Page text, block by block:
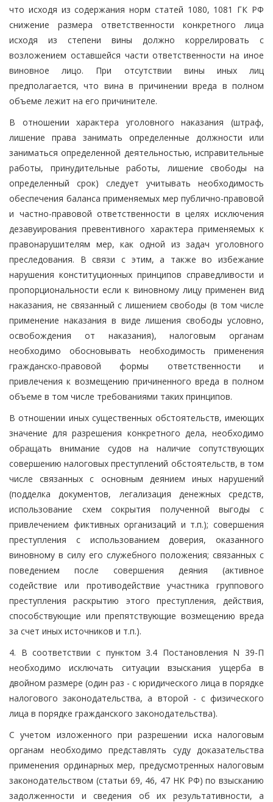
что исходя из содержания норм статей 1080, 1081 ГК РФ
снижение размера ответственности конкретного лица
исходя из степени вины должно коррелировать с
возложением оставшейся части ответственности на иное
виновное лицо. При отсутствии вины иных лиц
предполагается, что вина в причинении вреда в полном
объеме лежит на его причинителе.
В отношении характера уголовного наказания (штраф,
лишение права занимать определенные должности или
заниматься определенной деятельностью, исправительные
работы, принудительные работы, лишение свободы на
определенный срок) следует учитывать необходимость
обеспечения баланса применяемых мер публично-правовой
и частно-правовой ответственности в целях исключения
дезавуирования превентивного характера применяемых к
правонарушителям мер, как одной из задач уголовного
преследования. В связи с этим, а также во избежание
нарушения конституционных принципов справедливости и
пропорциональности если к виновному лицу применен вид
наказания, не связанный с лишением свободы (в том числе
применение наказания в виде лишения свободы условно,
освобождения от наказания), налоговым органам
необходимо обосновывать необходимость применения
гражданско-правовой формы ответственности и
привлечения к возмещению причиненного вреда в полном
объеме в том числе требованиями таких принципов.
В отношении иных существенных обстоятельств, имеющих
значение для разрешения конкретного дела, необходимо
обращать внимание судов на наличие сопутствующих
совершению налоговых преступлений обстоятельств, в том
числе связанных с основным деянием иных нарушений
(подделка документов, легализация денежных средств,
использование схем сокрытия полученной выгоды с
привлечением фиктивных организаций и т.п.); совершения
преступления с использованием доверия, оказанного
виновному в силу его служебного положения; связанных с
поведением после совершения деяния (активное
содействие или противодействие участника группового
преступления раскрытию этого преступления, действия,
способствующие или препятствующие возмещению вреда
за счет иных источников и т.п.).
4. В соответствии с пунктом 3.4 Постановления N 39-П
необходимо исключать ситуации взыскания ущерба в
двойном размере (один раз - с юридического лица в порядке
налогового законодательства, а второй - с физического
лица в порядке гражданского законодательства).
С учетом изложенного при разрешении иска налоговым
органам необходимо представлять суду доказательства
применения ординарных мер, предусмотренных налоговым
законодательством (статьи 69, 46, 47 НК РФ) по взысканию
задолженности и сведения об их результативности, а